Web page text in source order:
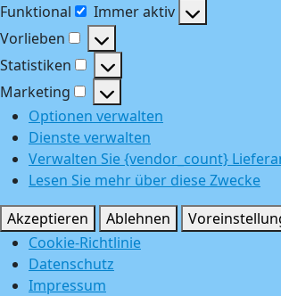
Funktional
Funktional
Immer aktiv
Vorlieben
Vorlieben
Statistiken
Statistiken
Marketing
Marketing
Optionen verwalten
Dienste verwalten
Verwalten Sie {vendor_count}
Lesen Sie mehr über diese Zwecke
Akzeptieren
Ablehnen
Cookie-Richtlinie
Datenschutz
Impressum